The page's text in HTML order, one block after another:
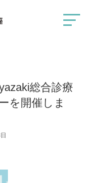
総合診療
を開催しま